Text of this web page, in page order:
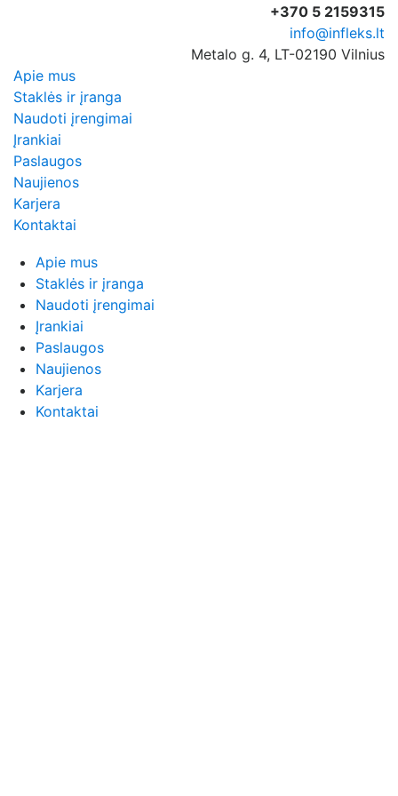
+370 5 2159315
info@infleks.lt
Metalo g. 4, LT-02190 Vilnius
Apie mus
Staklės ir įranga
Naudoti įrengimai
Įrankiai
Paslaugos
Naujienos
Karjera
Kontaktai
Apie mus
Staklės ir įranga
Naudoti įrengimai
Įrankiai
Paslaugos
Naujienos
Karjera
Kontaktai